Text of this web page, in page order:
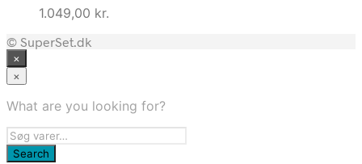
1.049,00 kr.
© SuperSet.dk
×
×
What are you looking for?